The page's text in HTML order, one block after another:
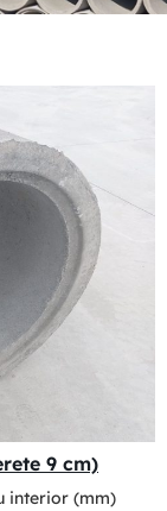
9 cm)
interior (mm)